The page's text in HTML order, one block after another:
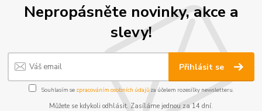
Nepropásněte novinky, akce a
slevy!
Přihlásit se
Souhlasím se zpracováním osobních údajůza účelem rozesílky newsletteru.
Můžete se kdykoli odhlásit. Zasíláme jednou za 14 dní.